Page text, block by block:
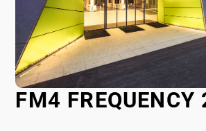
FM4 FREQUENCY